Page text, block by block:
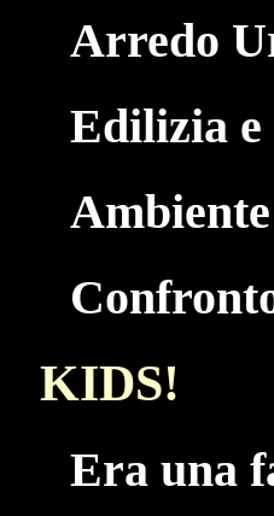
Arredo
Edilizia e
Ambiente
KIDS!
Era una